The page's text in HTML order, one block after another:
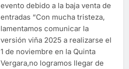
evento debido a la baja venta de
entradas “Con mucha tristeza,
lamentamos comunicar la
versión viña 2025 a realizarse el
1 de noviembre en la Quinta
Vergara,no logramos llegar de